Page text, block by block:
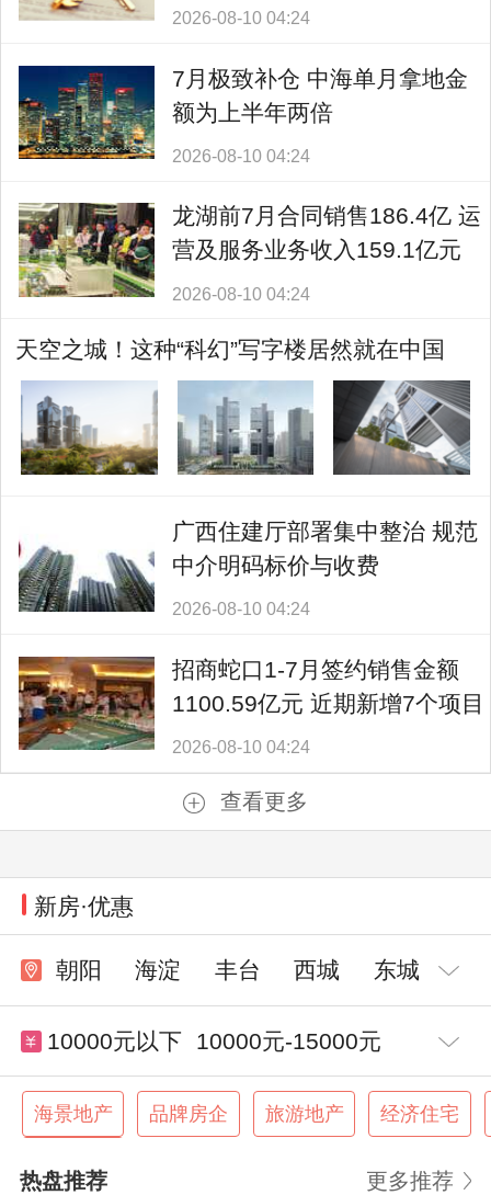
2026-08-10 04:24
7月极致补仓 中海单月拿地金
额为上半年两倍
2026-08-10 04:24
龙湖前7月合同销售186.4亿 运
营及服务业务收入159.1亿元
2026-08-10 04:24
天空之城！这种“科幻”写字楼居然就在中国
广西住建厅部署集中整治 规范
中介明码标价与收费
2026-08-10 04:24
招商蛇口1-7月签约销售金额
1100.59亿元 近期新增7个项目
2026-08-10 04:24
查看更多
新房·优惠
朝阳 海淀 丰台 西城 东城
10000元以下 10000元-15000元
15000元-20000元 20000元-30000元
海景地产 品牌房企 旅游地产
经济住宅
热盘推荐 更多推荐